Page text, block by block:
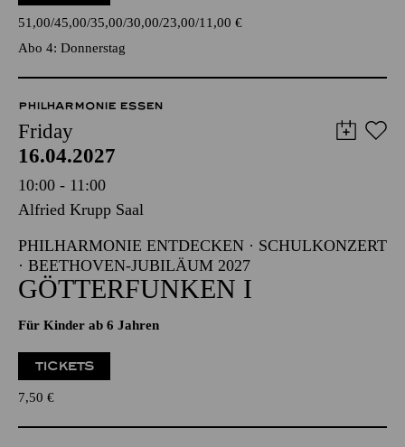
51,00 45,00 35,00 30,00 23,00 11,00 €
Abo 4: Donnerstag
PHILHARMONIE ESSEN
Friday
16.04.2027
10:00 - 11:00
Alfried Krupp Saal
PHILHARMONIE ENTDECKEN · SCHULKONZERT
· BEETHOVEN-JUBILÄUM 2027
GÖTTERFUNKEN I
Für Kinder ab 6 Jahren
TICKETS
7,50 €